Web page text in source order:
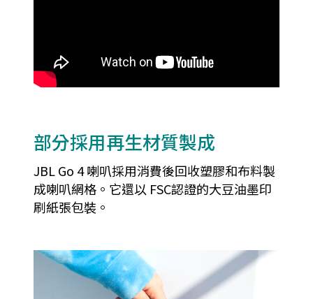
部分採用再生材質製成
JBL Go 4 喇叭採用消費後回收塑膠和布料製
成喇叭網格。它還以 FSC認證的大豆油墨印
刷紙張包裝。